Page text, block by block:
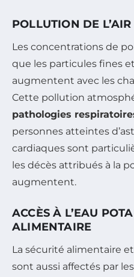
POLLUTION DE L’AIR
Les concentrations de
que les particules fines
augmentent avec les
Cette pollution
pathologies
personnes atteintes
cardiaques sont
les décès attribués à la
augmentent.
ACCÈS À L’EAU
ALIMENTAIRE
La sécurité alimentaire et
sont aussi affectés par